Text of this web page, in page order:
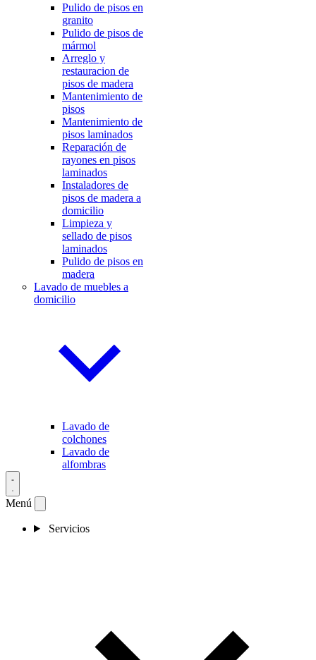
Pulido de pisos en
granito
Pulido de pisos de
mármol
Arreglo y
restauracion de
pisos de madera
Mantenimiento de
pisos
Mantenimiento de
pisos laminados
Reparación de
rayones en pisos
laminados
Instaladores de
pisos de madera a
domicilio
Limpieza y
sellado de pisos
laminados
Pulido de pisos en
madera
Lavado de muebles a
domicilio
Lavado de
colchones
Lavado de
alfombras
Menú
Servicios